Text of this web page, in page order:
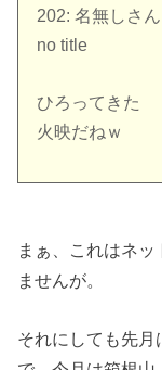
202: 名無しさ
no title
ひろってきた
火映だねｗ
まぁ、これはネ
ませんが。
それにしても先月